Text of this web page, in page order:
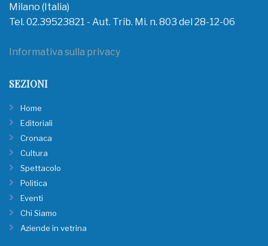
Milano (Italia)
Tel. 02.39523821 - Aut. Trib. Mi. n. 803 del 28-12-06
Informativa sulla privacy
SEZIONI
Home
Editoriali
Cronaca
Cultura
Spettacolo
Politica
Eventi
Chi Siamo
Aziende in vetrina